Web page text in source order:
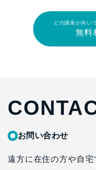
どの講座が向い
無料
お問い合わせ
遠方に在住の方や自